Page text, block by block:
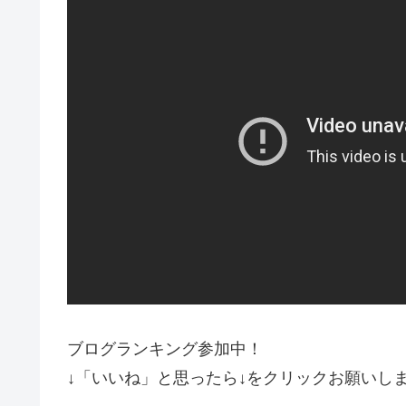
ブログランキング参加中！
↓「いいね」と思ったら↓をクリックお願いし